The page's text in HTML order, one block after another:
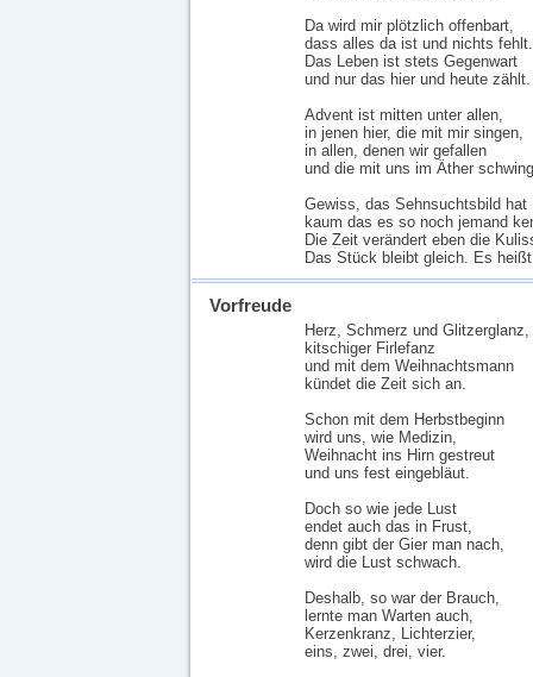
Da wird mir plötzlich offenbart,
dass alles da ist und nichts fehlt.
Das Leben ist stets Gegenwart
und nur das hier und heute zählt.
Advent ist mitten unter allen,
in jenen hier, die mit mir singen,
in allen, denen wir gefallen
und die mit uns im Äther
Gewiss, das Sehnsuchtsbild hat
kaum das es so noch jemand
Die Zeit verändert eben die
Das Stück bleibt gleich. Es
Vorfreude
Herz, Schmerz und Glitzerglanz,
kitschiger Firlefanz
und mit dem Weihnachtsmann
kündet die Zeit sich an.
Schon mit dem Herbstbeginn
wird uns, wie Medizin,
Weihnacht ins Hirn gestreut
und uns fest eingebläut.
Doch so wie jede Lust
endet auch das in Frust,
denn gibt der Gier man nach,
wird die Lust schwach.
Deshalb, so war der Brauch,
lernte man Warten auch,
Kerzenkranz, Lichterzier,
eins, zwei, drei, vier.